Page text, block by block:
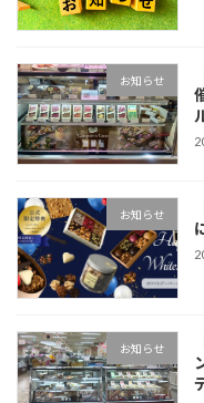
お知らせ
お知らせ
お知らせ